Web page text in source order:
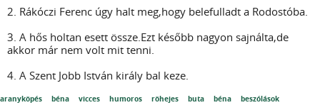
2. Rákóczi Ferenc úgy halt meg,hogy belefulladt a Rodostóba.
3. A hős holtan esett össze.Ezt később nagyon sajnálta,de
akkor már nem volt mit tenni.
4. A Szent Jobb István király bal keze.
aranyköpés béna vicces humoros röhejes buta béna beszólások